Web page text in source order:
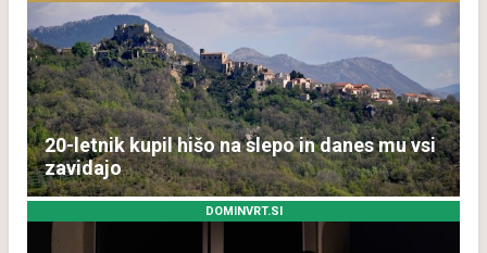
20-letnik kupil hišo na slepo in danes mu vsi
zavidajo
DOMINVRT.SI